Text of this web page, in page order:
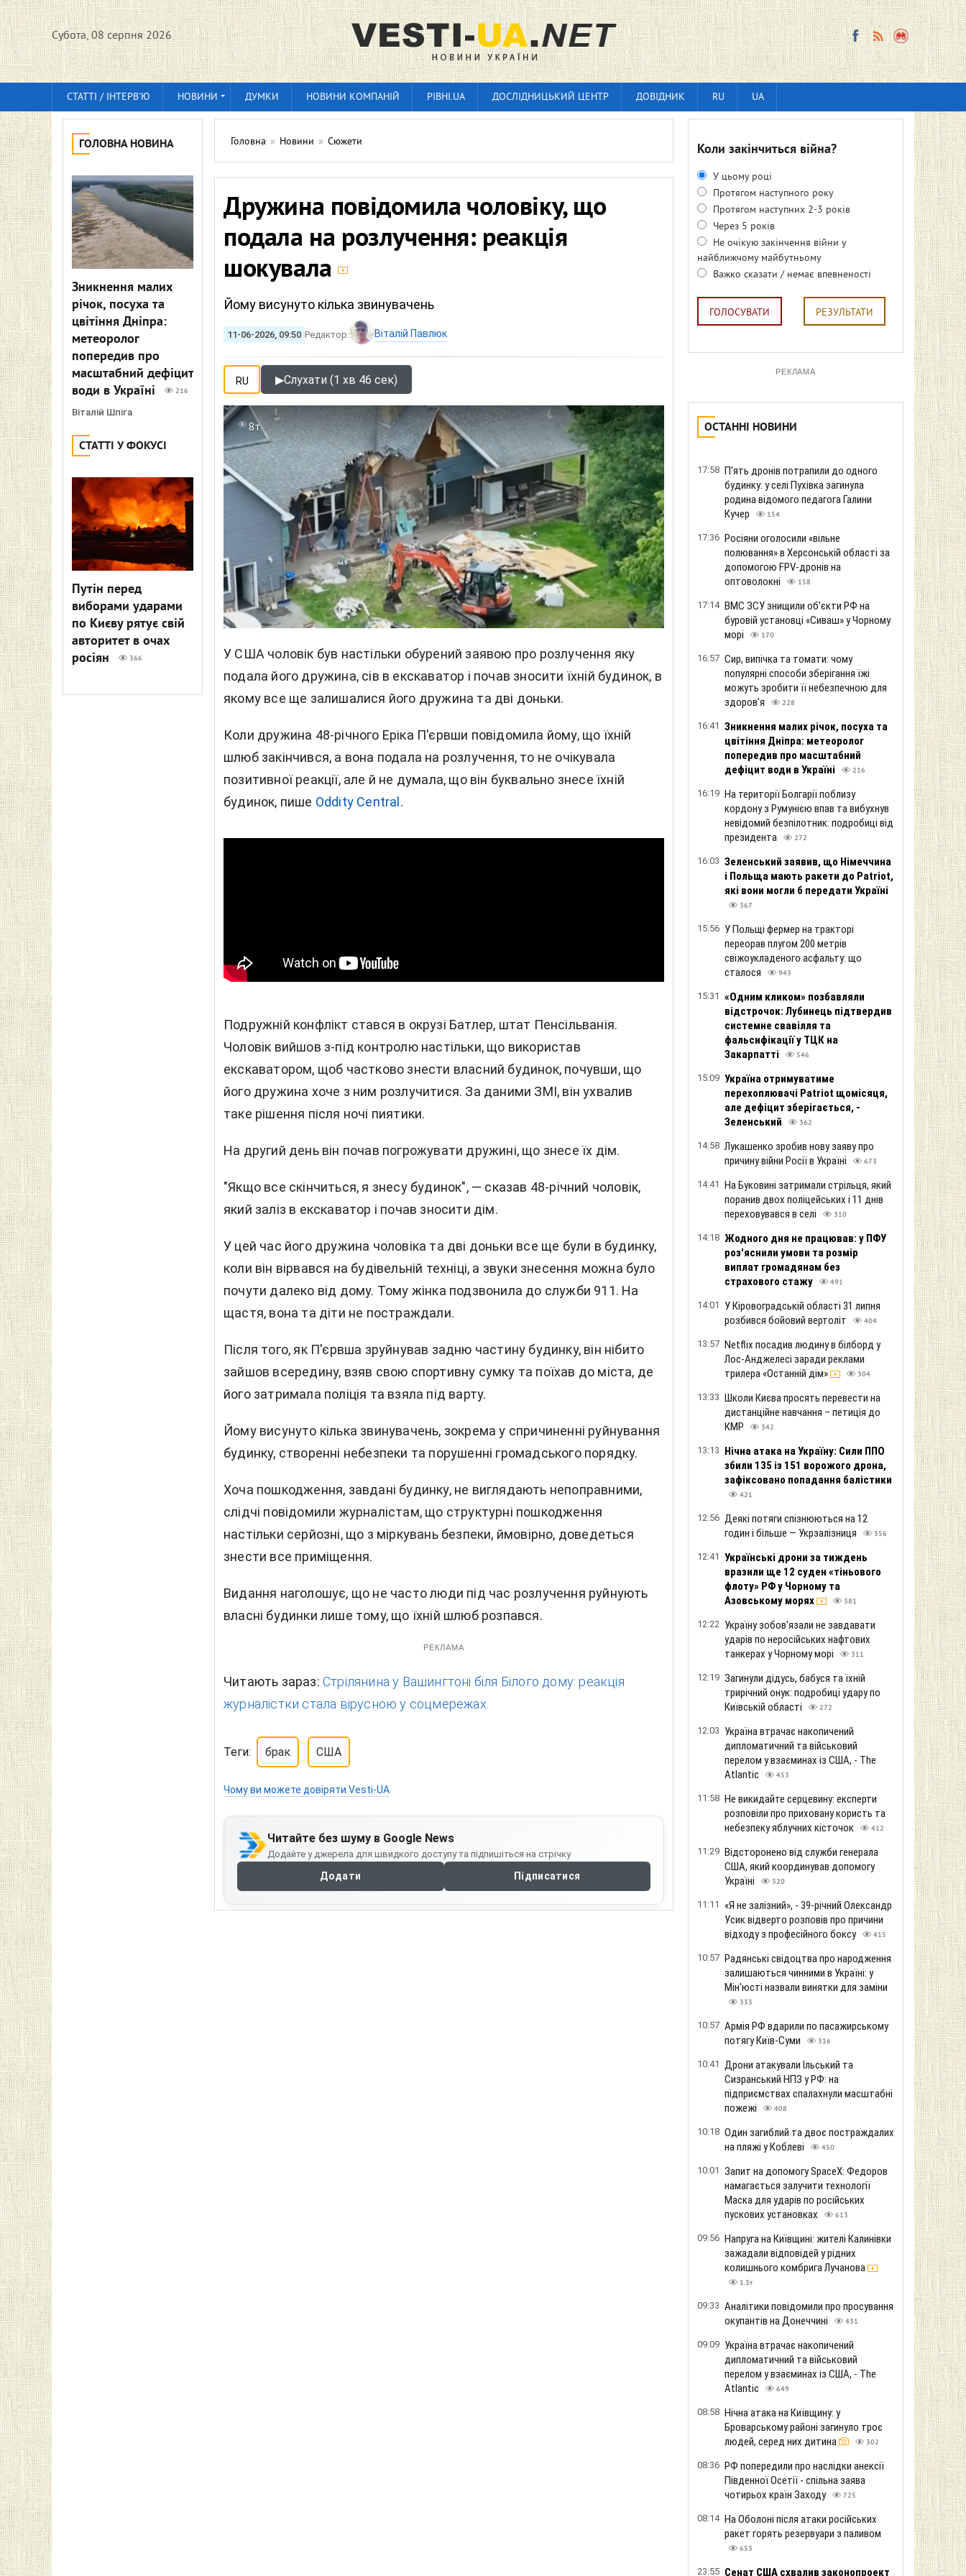
Субота, 08 серпня 2026
СТАТТІ / ІНТЕРВ'Ю НОВИНИ ДУМКИ НОВИНИ КОМПАНІЙ РІВНІ.UA ДОСЛІДНИЦЬКИЙ ЦЕНТР ДОВІДНИК RU UA
ГОЛОВНА НОВИНА
Зникнення малих
річок, посуха та
цвітіння Дніпра:
метеоролог
попередив про
масштабний дефіцит
води в Україні
216
Віталій Шпіга
СТАТТІ У ФОКУСІ
Путін перед
виборами ударами
по Києву рятує свій
авторитет в очах
росіян
366
Головна » Новини » Сюжети
Дружина повідомила чоловіку, що
подала на розлучення: реакція
шокувала
Йому висунуто кілька звинувачень
11-06-2026, 09:50 Редактор: Віталій Павлюк
RU ▶Слухати (1 хв 46 сек)
8т
У США чоловік був настільки обурений заявою про розлучення яку
подала його дружина, сів в екскаватор і почав зносити їхній будинок, в
якому все ще залишалися його дружина та дві доньки.
Коли дружина 48-річного Еріка П'єрвши повідомила йому, що їхній
шлюб закінчився, а вона подала на розлучення, то не очікувала
позитивної реакції, але й не думала, що він буквально знесе їхній
будинок, пише Oddity Central.
Подружній конфлікт стався в окрузі Батлер, штат Пенсільванія.
Чоловік вийшов з-під контролю настільки, що використав
екскаватором, щоб частково знести власний будинок, почувши, що
його дружина хоче з ним розлучитися. За даними ЗМІ, він ухвалив
таке рішення після ночі пиятики.
На другий день він почав погрожувати дружині, що знесе їх дім.
"Якщо все скінчиться, я знесу будинок", — сказав 48-річний чоловік,
який заліз в екскаватор і почав зносити дім.
У цей час його дружина чоловіка та дві доньки все ще були в будинку,
коли він вірвався на будівельній техніці, а звуки знесення можна було
почути далеко від дому. Тому жінка подзвонила до служби 911. На
щастя, вона та діти не постраждали.
Після того, як П'єрвша зруйнував задню частину будинку, він нібито
зайшов всередину, взяв свою спортивну сумку та поїхав до міста, де
його затримала поліція та взяла під варту.
Йому висунуто кілька звинувачень, зокрема у спричиненні руйнування
будинку, створенні небезпеки та порушенні громадського порядку.
Хоча пошкодження, завдані будинку, не виглядають непоправними,
слідчі повідомили журналістам, що структурні пошкодження
настільки серйозні, що з міркувань безпеки, ймовірно, доведеться
знести все приміщення.
Видання наголошує, що не часто люди під час розлучення руйнують
власні будинки лише тому, що їхній шлюб розпався.
РЕКЛАМА
Читають зараз: Стрілянина у Вашингтоні біля Білого дому: реакція
журналістки стала вірусною у соцмережах.
Теги: брак США
Чому ви можете довіряти Vesti-UA
Читайте без шуму в Google News
Додайте у джерела для швидкого доступу та підпишіться на стрічку
Додати Підписатися
Коли закінчиться війна?
У цьому році
Протягом наступного року
Протягом наступних 2-3 років
Через 5 років
Не очікую закінчення війни у
найближчому майбутньому
Важко сказати / немає впевненості
ГОЛОСУВАТИ РЕЗУЛЬТАТИ
РЕКЛАМА
ОСТАННІ НОВИНИ
17:58 П'ять дронів потрапили до одного
будинку: у селі Пухівка загинула
родина відомого педагога Галини
Кучер
154
17:36 Росіяни оголосили «вільне
полювання» в Херсонській області за
допомогою FPV-дронів на
оптоволокні
158
17:14 ВМС ЗСУ знищили об'єкти РФ на
буровій установці «Сиваш» у Чорному
морі
170
16:57 Сир, випічка та томати: чому
популярні способи зберігання їжі
можуть зробити її небезпечною для
здоров'я
228
16:41 Зникнення малих річок, посуха та
цвітіння Дніпра: метеоролог
попередив про масштабний
дефіцит води в Україні
216
16:19 На території Болгарії поблизу
кордону з Румунією впав та вибухнув
невідомий безпілотник: подробиці від
президента
272
16:03 Зеленський заявив, що Німеччина
і Польща мають ракети до Patriot,
які вони могли б передати Україні
367
15:56 У Польщі фермер на тракторі
переорав плугом 200 метрів
свіжоукладеного асфальту: що
сталося
943
15:31 «Одним кликом» позбавляли
відстрочок: Лубинець підтвердив
системне свавілля та
фальсифікації у ТЦК на
Закарпатті
546
15:09 Україна отримуватиме
перехоплювачі Patriot щомісяця,
але дефіцит зберігається, -
Зеленський
362
14:58 Лукашенко зробив нову заяву про
причину війни Росії в Україні
673
14:41 На Буковині затримали стрільця, який
поранив двох поліцейських і 11 днів
переховувався в селі
310
14:18 Жодного дня не працював: у ПФУ
роз'яснили умови та розмір
виплат громадянам без
страхового стажу
491
14:01
У Кіровоградській області 31 липня
розбився бойовий вертоліт
404
13:57 Netflix посадив людину в білборд у
Лос-Анджелесі заради реклами
трилера «Останній дім»
304
13:33 Школи Києва просять перевести на
дистанційне навчання – петиція до
КМР
342
13:13 Нічна атака на Україну: Сили ППО
збили 135 із 151 ворожого дрона,
зафіксовано попадання балістики
421
12:56 Деякі потяги спізнюються на 12
годин і більше — Укрзалізниця
356
12:41 Українські дрони за тиждень
вразили ще 12 суден «тіньового
флоту» РФ у Чорному та
Азовському морях
381
12:22 Україну зобов'язали не завдавати
ударів по неросійських нафтових
танкерах у Чорному морі
311
12:19 Загинули дідусь, бабуся та їхній
трирічний онук: подробиці удару по
Київській області
272
12:03 Україна втрачає накопичений
дипломатичний та військовий
перелом у взаєминах із США, - The
Atlantic
453
11:58 Не викидайте серцевину: експерти
розповіли про приховану користь та
небезпеку яблучних кісточок
412
11:29 Відсторонено від служби генерала
США, який координував допомогу
Україні
320
11:11
«Я не залізний», - 39-річний Олександр
Усик відверто розповів про причини
відходу з професійного боксу
415
10:57 Радянські свідоцтва про народження
залишаються чинними в Україні: у
Мін'юсті назвали винятки для заміни
333
10:57 Армія РФ вдарили по пасажирському
потягу Київ-Суми
316
10:41 Дрони атакували Ільський та
Сизранський НПЗ у РФ: на
підприємствах спалахнули масштабні
пожежі
408
10:18 Один загиблий та двоє постраждалих
на пляжі у Коблеві
450
10:01 Запит на допомогу SpaceX: Федоров
намагається залучити технології
Маска для ударів по російських
пускових установках
613
09:56 Напруга на Київщині: жителі Калинівки
зажадали відповідей у ​​рідних
колишнього комбрига Лучанова
1.3т
09:33 Аналітики повідомили про просування
окупантів на Донеччині
431
09:09 Україна втрачає накопичений
дипломатичний та військовий
перелом у взаєминах із США, - The
Atlantic
649
08:58 Нічна атака на Київщину: у
Броварському районі загинуло троє
людей, серед них дитина
302
08:36 РФ попередили про наслідки анексії
Південної Осетії - спільна заява
чотирьох країн Заходу
725
08:14 На Оболоні після атаки російських
ракет горять резервуари з паливом
653
23:55 Сенат США схвалив законопроект